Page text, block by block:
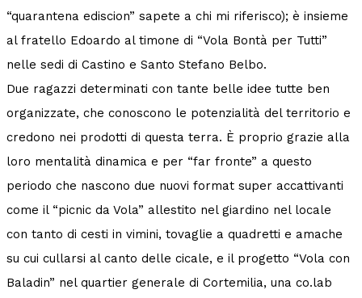
“quarantena ediscion” sapete a chi mi riferisco); è insieme
al fratello Edoardo al timone di “Vola Bontà per Tutti”
nelle sedi di Castino e Santo Stefano Belbo.
Due ragazzi determinati con tante belle idee tutte ben
organizzate, che conoscono le potenzialità del territorio e
credono nei prodotti di questa terra. È proprio grazie alla
loro mentalità dinamica e per “far fronte” a questo
periodo che nascono due nuovi format super accattivanti
come il “picnic da Vola” allestito nel giardino nel locale
con tanto di cesti in vimini, tovaglie a quadretti e amache
su cui cullarsi al canto delle cicale, e il progetto “Vola con
Baladin” nel quartier generale di Cortemilia, una co.lab